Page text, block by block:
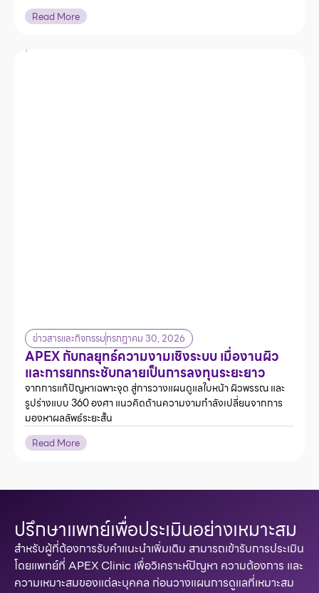
Read More
ข่าวสารและกิจกรรมกรกฎาคม 30, 2026
APEX กับกลยุทธ์ความงามเชิงระบบ เมื่องานผิว
และการยกกระชับกลายเป็นการลงทุนระยะยาว
จากการแก้ปัญหาเฉพาะจุด สู่การวางแผนดูแลใบหน้า ผิวพรรณ และ
รูปร่างแบบ 360 องศา แนวคิดด้านความงามกำลังเปลี่ยนจากการ
มองหาผลลัพธ์ระยะสั้น
Read More
ปรึกษาแพทย์เพื่อประเมินอย่างเหมาะสม
สำหรับผู้ที่ต้องการรับคำแนะนำเพิ่มเติม สามารถเข้ารับการประเมิน
โดยแพทย์ที่ APEX Clinic เพื่อวิเคราะห์ปัญหา ความต้องการ และ
ความเหมาะสมของแต่ละบุคคล ก่อนวางแผนการดูแลที่เหมาะสม